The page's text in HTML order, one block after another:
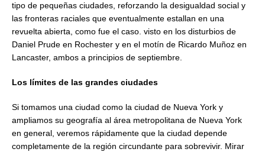
tipo de pequeñas ciudades, reforzando la desigualdad social y
las fronteras raciales que eventualmente estallan en una
revuelta abierta, como fue el caso. visto en los disturbios de
Daniel Prude en Rochester y en el motín de Ricardo Muñoz en
Lancaster, ambos a principios de septiembre.
Los límites de las grandes ciudades
Si tomamos una ciudad como la ciudad de Nueva York y
ampliamos su geografía al área metropolitana de Nueva York
en general, veremos rápidamente que la ciudad depende
completamente de la región circundante para sobrevivir. Mirar